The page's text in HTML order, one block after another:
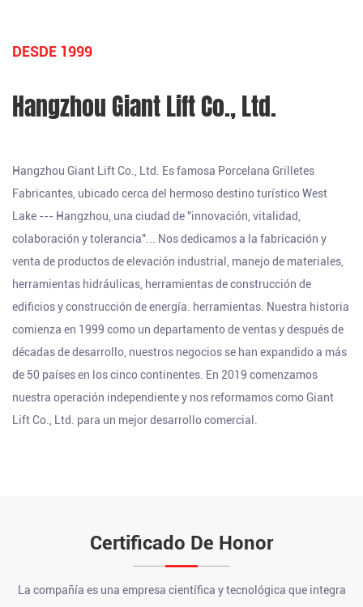
DESDE 1999
Hangzhou Giant Lift Co., Ltd.
Hangzhou Giant Lift Co., Ltd. Es famosa Porcelana Grilletes
Fabricantes , ubicado cerca del hermoso destino turístico West
Lake --- Hangzhou, una ciudad de "innovación, vitalidad,
colaboración y tolerancia"... Nos dedicamos a la fabricación y
venta de productos de elevación industrial, manejo de materiales,
herramientas hidráulicas, herramientas de construcción de
edificios y construcción de energía. herramientas. Nuestra historia
comienza en 1999 como un departamento de ventas y después de
décadas de desarrollo, nuestros negocios se han expandido a más
de 50 países en los cinco continentes. En 2019 comenzamos
nuestra operación independiente y nos reformamos como Giant
Lift Co., Ltd. para un mejor desarrollo comercial.
Certificado De Honor
La compañía es una empresa científica y tecnológica que integra